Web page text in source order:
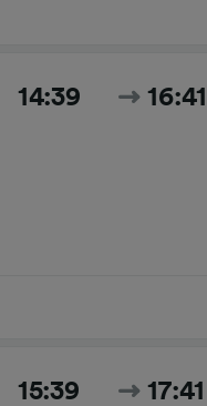
14:39 16:41
15:39 17:41